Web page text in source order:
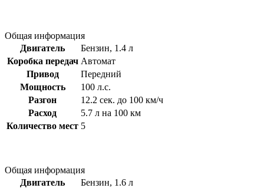
Общая информация
Двигатель
Бензин, 1.4 л
Коробка передач Автомат
Привод
Передний
Мощность
100 л.с.
Разгон
12.2 сек. до 100 км/ч
Расход
5.7 л на 100 км
Количество мест 5
Общая информация
Двигатель
Бензин, 1.6 л